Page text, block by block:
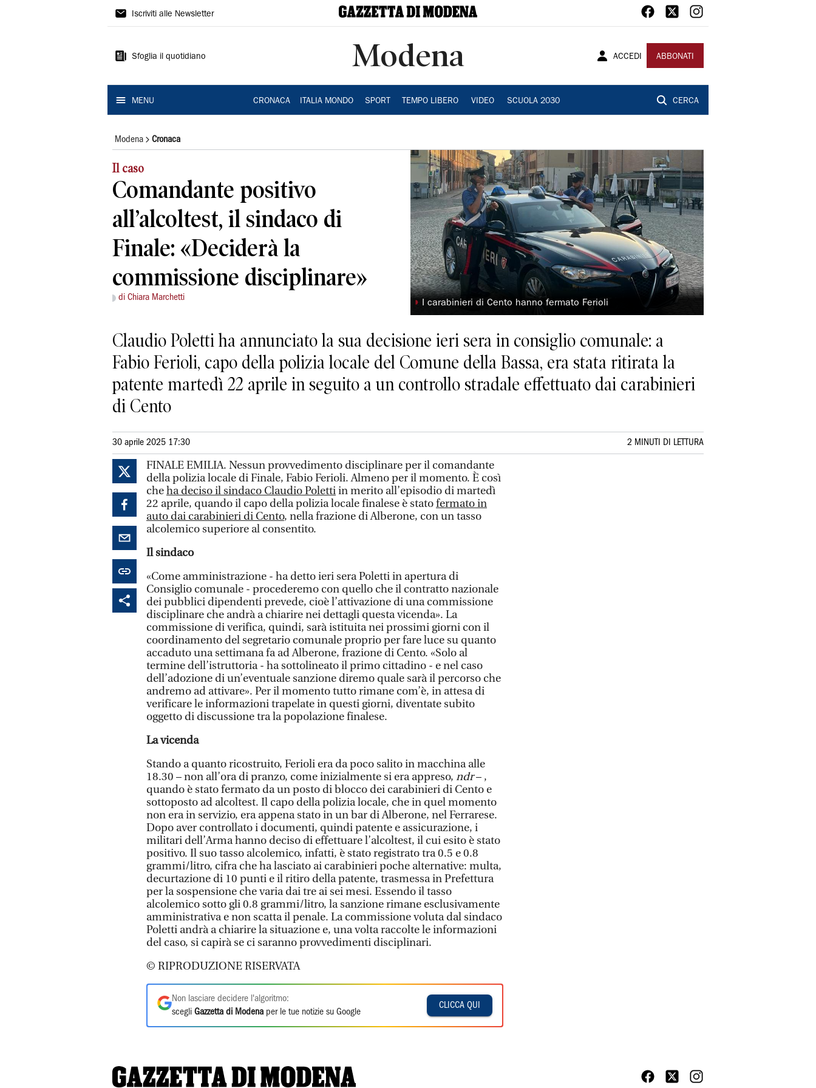
Gazzetta
Modena
Iscriviti alle Newsletter
Sfoglia il quotidiano Modena ACCEDI ABBONATI
MENU CRONACA ITALIA MONDO SPORT TEMPO LIBERO VIDEO SCUOLA 2030 CERCA
Modena Cronaca
Il caso
Comandante positivo
all’alcoltest, il sindaco di
Finale: «Deciderà la
commissione disciplinare»
di Chiara Marchetti
◗ I carabinieri di Cento hanno fermato Ferioli
Claudio Poletti ha annunciato la sua decisione ieri sera in consiglio comunale: a
Fabio Ferioli, capo della polizia locale del Comune della Bassa, era stata ritirata la
patente martedì 22 aprile in seguito a un controllo stradale effettuato dai carabinieri
di Cento
30 aprile 2025 17:30 2 MINUTI DI LETTURA
FINALE EMILIA. Nessun provvedimento disciplinare per il comandante
della polizia locale di Finale, Fabio Ferioli. Almeno per il momento. È così
cheha deciso il sindaco Claudio Polettiin merito all’episodio di martedì
22 aprile, quando il capo della polizia locale finalese è statofermato in
auto dai carabinieri di Cento, nella frazione di Alberone, con un tasso
alcolemico superiore al consentito.
Il sindaco
«Come amministrazione - ha detto ieri sera Poletti in apertura di
Consiglio comunale - procederemo con quello che il contratto nazionale
dei pubblici dipendenti prevede, cioè l’attivazione di una commissione
disciplinare che andrà a chiarire nei dettagli questa vicenda». La
commissione di verifica, quindi, sarà istituita nei prossimi giorni con il
coordinamento del segretario comunale proprio per fare luce su quanto
accaduto una settimana fa ad Alberone, frazione di Cento. «Solo al
termine dell’istruttoria - ha sottolineato il primo cittadino - e nel caso
dell’adozione di un’eventuale sanzione diremo quale sarà il percorso che
andremo ad attivare». Per il momento tutto rimane com’è, in attesa di
verificare le informazioni trapelate in questi giorni, diventate subito
oggetto di discussione tra la popolazione finalese.
La vicenda
Stando a quanto ricostruito, Ferioli era da poco salito in macchina alle
18.30 – non all’ora di pranzo, come inizialmente si era appreso, ndr– ,
quando è stato fermato da un posto di blocco dei carabinieri di Cento e
sottoposto ad alcoltest. Il capo della polizia locale, che in quel momento
non era in servizio, era appena stato in un bar di Alberone, nel Ferrarese.
Dopo aver controllato i documenti, quindi patente e assicurazione, i
militari dell’Arma hanno deciso di effettuare l’alcoltest, il cui esito è stato
positivo. Il suo tasso alcolemico, infatti, è stato registrato tra 0.5 e 0.8
grammi/litro, cifra che ha lasciato ai carabinieri poche alternative: multa,
decurtazione di 10 punti e il ritiro della patente, trasmessa in Prefettura
per la sospensione che varia dai tre ai sei mesi. Essendo il tasso
alcolemico sotto gli 0.8 grammi/litro, la sanzione rimane esclusivamente
amministrativa e non scatta il penale. La commissione voluta dal sindaco
Poletti andrà a chiarire la situazione e, una volta raccolte le informazioni
del caso, si capirà se ci saranno provvedimenti disciplinari.
© RIPRODUZIONE RISERVATA
Non lasciare decidere l'algoritmo:
scegli Gazzetta di Modena per le tue notizie su Google
CLICCA QUI